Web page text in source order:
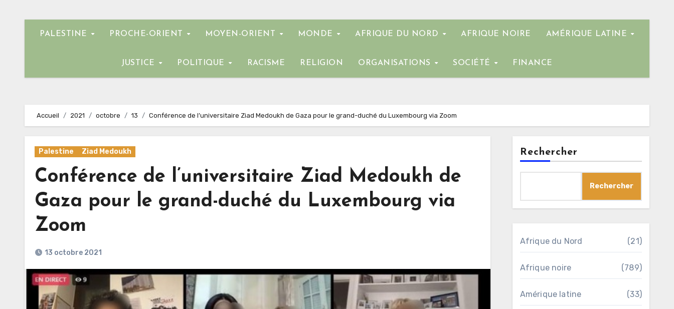
PALESTINE PROCHE-ORIENT MOYEN-ORIENT MONDE AFRIQUE DU NORD AFRIQUE NOIRE AMÉRIQUE LATINE
JUSTICE POLITIQUE RACISME RELIGION ORGANISATIONS SOCIÉTÉ FINANCE
Accueil 2021 octobre 13 Conférence de l’universitaire Ziad Medoukh de Gaza pour le grand-duché du Luxembourg via Zoom
Palestine Ziad Medoukh
Conférence de l’universitaire Ziad Medoukh de
Gaza pour le grand-duché du Luxembourg via
Zoom
13 octobre 2021
Rechercher
Rechercher
Afrique du Nord (21)
Afrique noire (789)
Amérique latine (33)